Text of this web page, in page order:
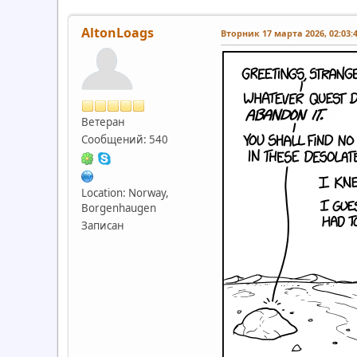
AltonLoags
Ветеран
Сообщений: 540
Location: Norway,
Borgenhaugen
Записан
Вторник 17 марта 2026,